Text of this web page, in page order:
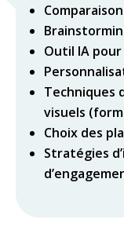
Outil IA
Techniques
visuels
Choix des
Stratégies